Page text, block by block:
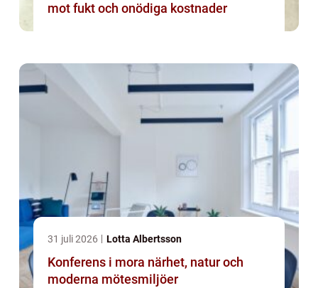
mot fukt och onödiga kostnader
31 juli 2026 Lotta Albertsson
Konferens i mora närhet, natur och
moderna mötesmiljöer